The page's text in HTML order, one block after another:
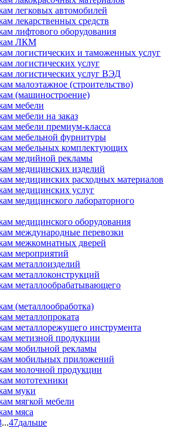
легковых автомобилей
лекарственных средств
лифтового оборудования
ЛКМ
логистических и таможенных услуг
логистических услуг
логистических услуг ВЭД
малоэтажное (строительство)
(машиностроение)
мебели
мебели на заказ
мебели премиум-класса
мебельной фурнитуры
мебельных комплектующих
медийной рекламы
медицинских изделий
медицинских расходных материалов
медицинских услуг
медицинского лабораторного
медицинского оборудования
международные перевозки
межкомнатных дверей
мероприятий
металлоизделий
металлоконструкций
металлообрабатывающего
(металлообработка)
металлопроката
металлорежущего инструмента
метизной продукции
мобильной рекламы
мобильных приложений
молочной продукции
мототехники
муки
мягкой мебели
мяса
...47дальше